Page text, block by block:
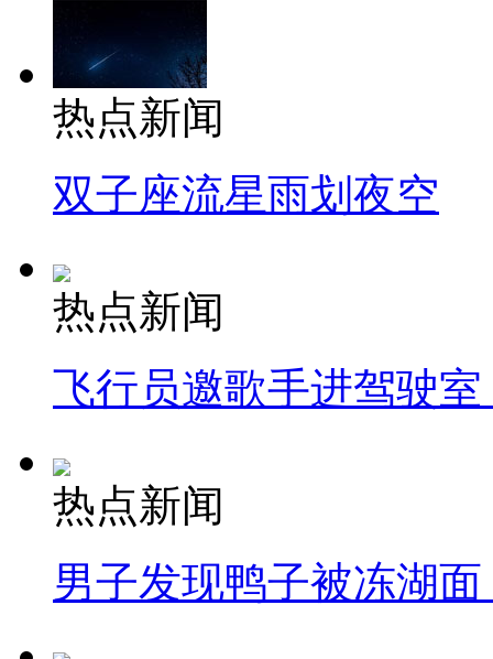
热点新闻
双子座流星雨划夜空
热点新闻
飞行员邀歌手进驾驶
热点新闻
男子发现鸭子被冻湖